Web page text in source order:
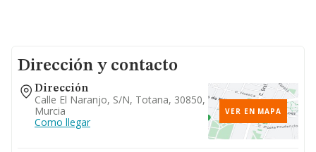
Dirección y contacto
Dirección
Calle El Naranjo, S/n, Totana, 30850,
Murcia
Como llegar
VER EN MAPA